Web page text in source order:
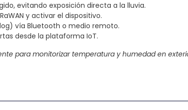
evitando exposición directa a la lluvia.
y activar el dispositivo.
vía Bluetooth o medio remoto.
desde la plataforma IoT.
para monitorizar temperatura y humedad en